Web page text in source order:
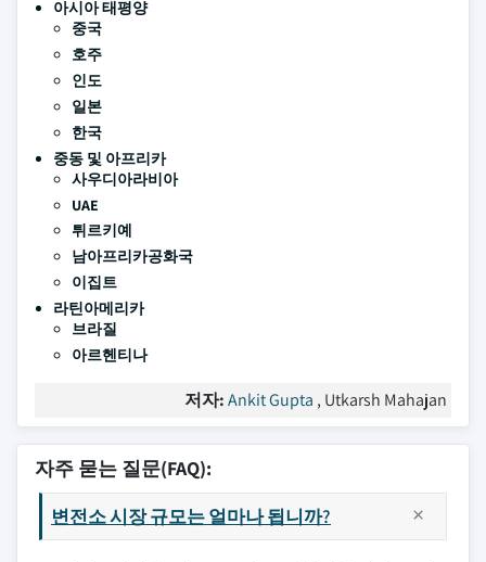
아시아 태평양
중국
호주
인도
일본
한국
중동 및 아프리카
사우디아라비아
UAE
튀르키예
남아프리카공화국
이집트
라틴아메리카
브라질
아르헨티나
저자:Ankit Gupta , Utkarsh Mahajan
자주 묻는 질문(FAQ):
변전소 시장 규모는 얼마나 됩니까?